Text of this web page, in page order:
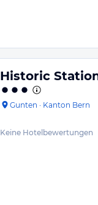
Historic
Gunten · Kanton Bern
Keine Hotelbewertungen